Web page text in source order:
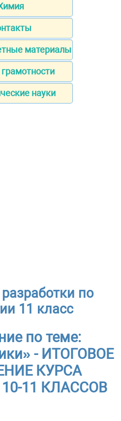
материалы
науки
по
11 класс
по теме:
- ИТОГОВОЕ
КУРСА
11 КЛАССОВ